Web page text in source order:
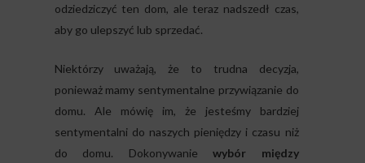
odziedziczyć ten dom, ale teraz nadszedł czas,
aby go ulepszyć lub sprzedać.
Niektórzy uważają, że to trudna decyzja,
ponieważ mamy sentymentalne przywiązanie do
domu. Ale mówię im, że jesteśmy bardziej
sentymentalni do naszych pieniędzy i czasu niż
do domu. Dokonywanie wybór między